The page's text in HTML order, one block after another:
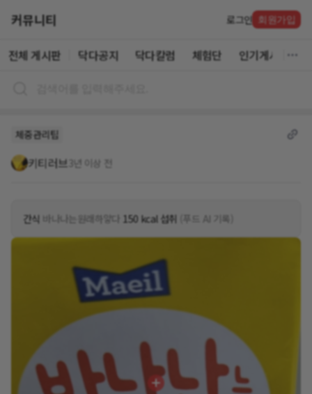
커뮤니티 로그인 회원가입
전체 게시판 닥다공지 닥다칼럼 체험단 인기게시글
체중관리팁
키티러브 3년 이상 전
간식 바나나는원래하얗다 150 kcal 섭취 (푸드 AI 기록)